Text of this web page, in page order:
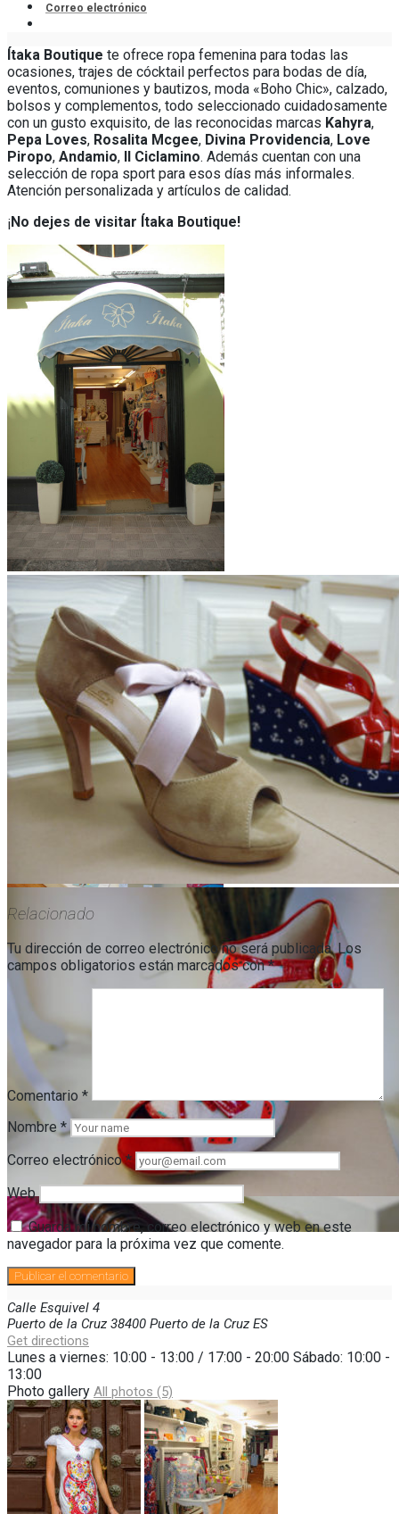
Correo electrónico
Ítaka Boutique te ofrece ropa femenina para todas las
ocasiones, trajes de cócktail perfectos para bodas de día,
eventos, comuniones y bautizos, moda «Boho Chic», calzado,
bolsos y complementos, todo seleccionado cuidadosamente
con un gusto exquisito, de las reconocidas marcas Kahyra,
Pepa Loves, Rosalita Mcgee, Divina Providencia, Love
Piropo, Andamio, Il Ciclamino. Además cuentan con una
selección de ropa sport para esos días más informales.
Atención personalizada y artículos de calidad.
¡No dejes de visitar Ítaka Boutique!
Relacionado
Tu dirección de correo electrónico no será publicada. Los
campos obligatorios están marcados con*
Comentario *
Nombre *
Correo electrónico*
Web
Guarda mi nombre, correo electrónico y web en este
navegador para la próxima vez que comente.
Calle Esquivel 4
Puerto de la Cruz 38400 Puerto de la Cruz ES
Get directions
Lunes a viernes: 10:00 - 13:00 / 17:00 - 20:00 Sábado: 10:00 -
13:00
Photo gallery All photos (5)